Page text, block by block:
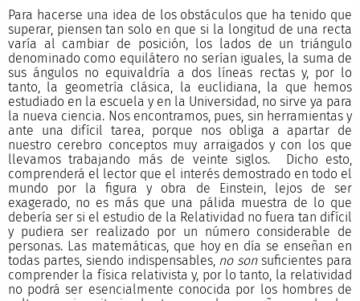
Para hacerse una idea de los obstáculos que ha tenido que
superar, piensen tan solo en que si la longitud de una recta
varía al cambiar de posición, los lados de un triángulo
denominado como equilátero no serían iguales, la suma de
sus ángulos no equivaldría a dos líneas rectas y, por lo
tanto, la geometría clásica, la euclidiana, la que hemos
estudiado en la escuela y en la Universidad, no sirve ya para
la nueva ciencia. Nos encontramos, pues, sin herramientas y
ante una difícil tarea, porque nos obliga a apartar de
nuestro cerebro conceptos muy arraigados y con los que
llevamos trabajando más de veinte siglos.
Dicho esto,
comprenderá el lector que el interés demostrado en todo el
mundo por la figura y obra de Einstein, lejos de ser
exagerado, no es más que una pálida muestra de lo que
debería ser si el estudio de la Relatividad no fuera tan difícil
y pudiera ser realizado por un número considerable de
personas. Las matemáticas, que hoy en día se enseñan en
todas partes, siendo indispensables, no sonsuficientes para
comprender la física relativista y, por lo tanto, la relatividad
no podrá ser esencialmente conocida por los hombres de